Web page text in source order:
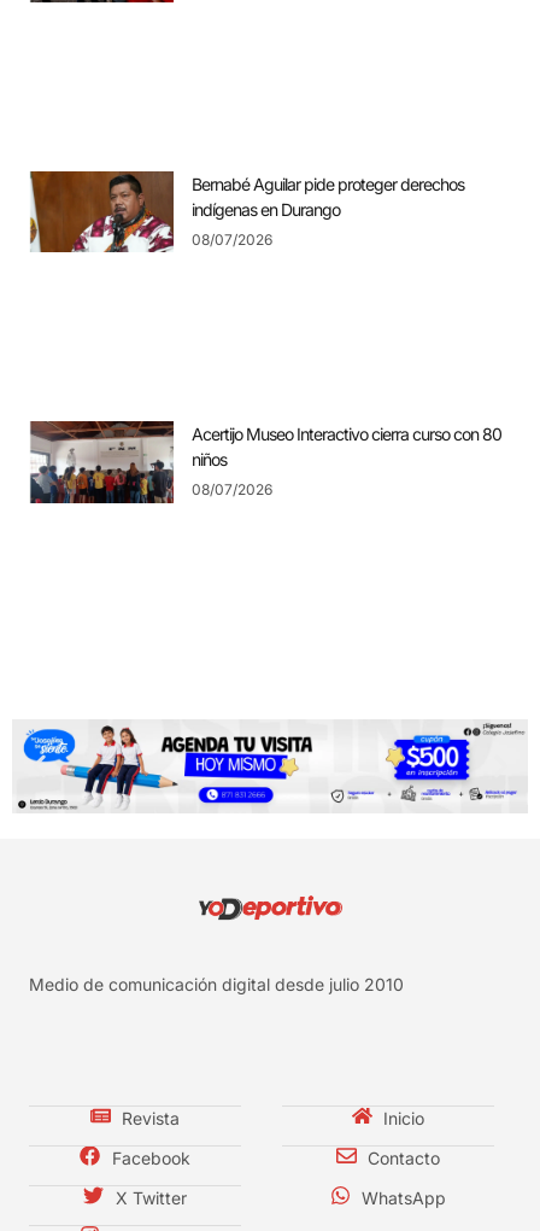
Bernabé Aguilar pide proteger derechos
indígenas en Durango
08/07/2026
Acertijo Museo Interactivo cierra curso con 80
niños
08/07/2026
Medio de comunicación digital desde julio 2010
Revista
Facebook
X Twitter
Inicio
Contacto
WhatsApp